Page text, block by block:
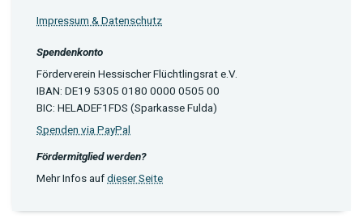
Impressum & Datenschutz
Spendenkonto
Förderverein Hessischer Flüchtlingsrat e.V.
IBAN: DE19 5305 0180 0000 0505 00
BIC: HELADEF1FDS (Sparkasse Fulda)
Spenden via PayPal
Fördermitglied werden?
Mehr Infos aufdieser Seite